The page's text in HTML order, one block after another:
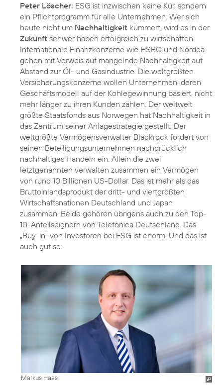
Peter Löscher: ESG ist inzwischen keine Kür, sondern
ein Pflichtprogramm für alle Unternehmen. Wer sich
heute nicht um Nachhaltigkeit kümmert, wird es in der
Zukunft schwer haben erfolgreich zu wirtschaften.
Internationale Finanzkonzerne wie HSBC und Nordea
gehen mit Verweis auf mangelnde Nachhaltigkeit auf
Abstand zur Öl- und Gasindustrie. Die weltgrößten
Versicherungskonzerne wollen Unternehmen, deren
Geschäftsmodell auf der Kohlegewinnung basiert, nicht
mehr länger zu ihren Kunden zählen. Der weltweit
größte Staatsfonds aus Norwegen hat Nachhaltigkeit in
das Zentrum seiner Anlagestrategie gestellt. Der
weltgrößte Vermögensverwalter Blackrock fordert von
seinen Beteiligungsunternehmen nachdrücklich
nachhaltiges Handeln ein. Allein die zwei
letztgenannten verwalten zusammen ein Vermögen
von rund 10 Billionen US-Dollar. Das ist mehr als das
Bruttoinlandsprodukt der dritt- und viertgrößten
Wirtschaftsnationen Deutschland und Japan
zusammen. Beide gehören übrigens auch zu den Top-
10-Anteilseignern von Telefonica Deutschland. Das
„Buy-in“ von Investoren bei ESG ist enorm. Und das ist
auch gut so.
Markus Haas